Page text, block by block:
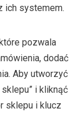
ich systemem.
pozwala
dodać
Aby utworzyć
i kliknąć
sklepu i klucz